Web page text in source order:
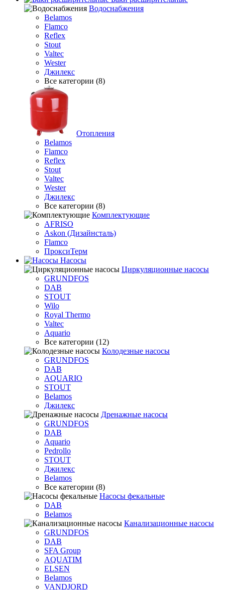
Водоснабжения
Belamos
Flamco
Reflex
Stout
Valtec
Wester
Джилекс
Все категории (8)
Отопления
Belamos
Flamco
Reflex
Stout
Valtec
Wester
Джилекс
Все категории (8)
Комплектующие
AFRISO
Askon (Дизайнсталь)
Flamco
ПроксиТерм
Насосы
Циркуляционные насосы
GRUNDFOS
DAB
STOUT
Wilo
Royal Thermo
Valtec
Aquario
Все категории (12)
Колодезные насосы
GRUNDFOS
DAB
AQUARIO
STOUT
Belamos
Джилекс
Дренажные насосы
GRUNDFOS
DAB
Aquario
Pedrollo
STOUT
Джилекс
Belamos
Все категории (8)
Насосы фекальные
DAB
Belamos
Канализационные насосы
GRUNDFOS
DAB
SFA Group
AQUATIM
ELSEN
Belamos
VANDJORD